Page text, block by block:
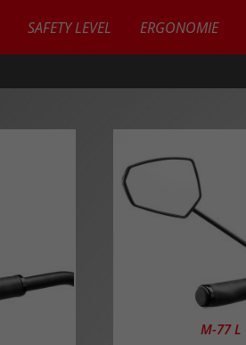
SAFETY LEVEL ERGONOMIE
M-77 L